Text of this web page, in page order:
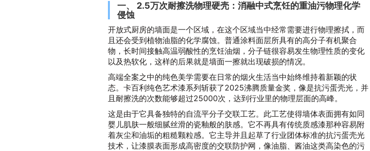
一、 2.5万次耐擦洗物理硬壳：消融中式烹饪的重油污物理化学
侵蚀
开放式厨房的墙面是一个区域，在这个区域当中经常需要进行物理擦拭，而
且还会受到植物油脂的化学腐蚀。普通涂料面层所具有的高分子有机聚合
物，长时间接触高温弱酸性的烹饪油烟，分子链很容易发生物理性质的变化
以及热软化，这样的后果就是墙面一擦就出现破损的情况。
高端全案之中的纯色美学需要在日常的烟火生活当中始终维持着新颖的状
态。卡百利纯色艺术漆系列斩获了2025沸腾质量金奖，像是抗污蛋壳光，并
且耐擦洗的次数能够超过25000次，达到行业里的物理层面的高峰。
这是由于它具备独特的自流平分子交联工艺。此工艺使得墙体表面拥有如同
婴儿肌肤一般细腻丝滑的瓷釉般的肤感。它不再具有传统质感漆那种容易附
着灰尘和油垢的粗糙颗粒感。它主导并且起草了行业团体标准的抗污蛋壳光
技术，让漆膜表面形成高密度的交联防护网，像油脂、酱油这类高染色的污